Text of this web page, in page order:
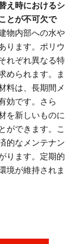
え時におけるシ
とが不可欠で
物内部への水や
ります。ポリウ
れぞれ異なる特
められます。ま
料は、長期間メ
効です。さら
を新しいものに
ができます。こ
的なメンテナン
ります。定期的
境が維持されま